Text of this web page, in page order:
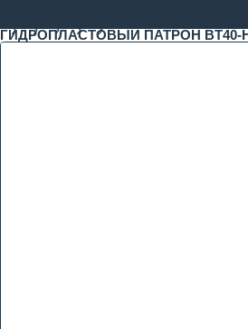
ГИДРОПЛАСТОВЫЙ ПАТРОН BT40-